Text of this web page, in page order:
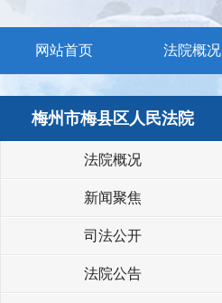
网站首页 法院概况
梅州市梅县区人民法院
法院概况
新闻聚焦
司法公开
法院公告